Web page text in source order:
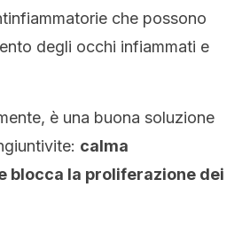
che possono
degli occhi infiammati e
è una buona soluzione
calma
blocca la proliferazione dei